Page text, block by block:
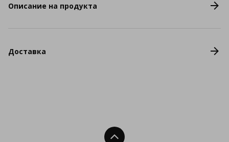
Описание на продукта
Доставка
Нагоре